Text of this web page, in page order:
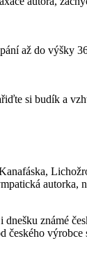
až do výšky
si budík a
autorka,
dnešku známé